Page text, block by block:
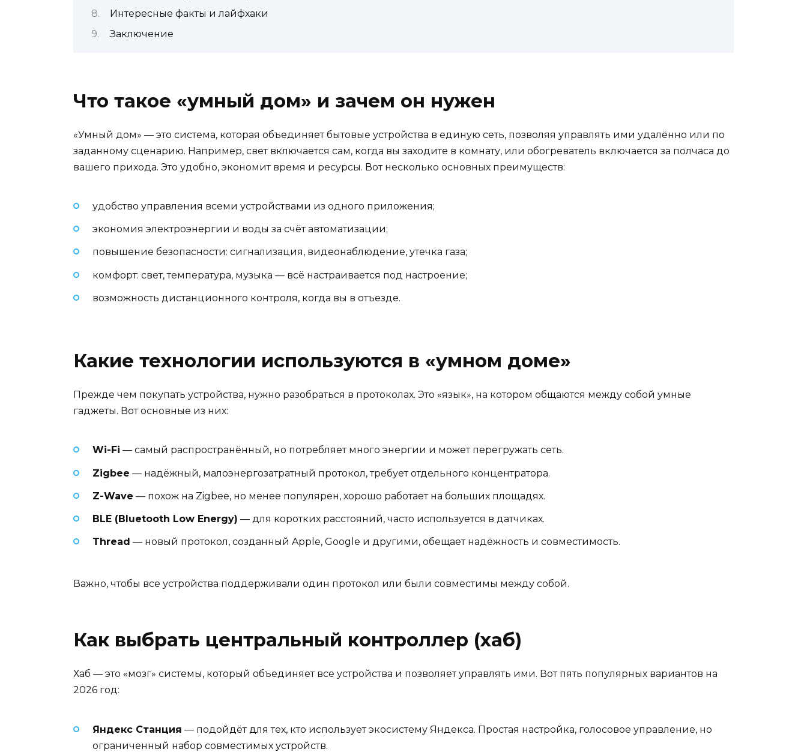
Интересные факты и лайфхаки
Заключение
Что такое «умный дом» и зачем он нужен
«Умный дом» — это система, которая объединяет бытовые устройства в единую сеть, позволяя управлять ими удалённо или по
заданному сценарию. Например, свет включается сам, когда вы заходите в комнату, или обогреватель включается за полчаса до
вашего прихода. Это удобно, экономит время и ресурсы. Вот несколько основных преимуществ:
удобство управления всеми устройствами из одного приложения;
экономия электроэнергии и воды за счёт автоматизации;
повышение безопасности: сигнализация, видеонаблюдение, утечка газа;
комфорт: свет, температура, музыка — всё настраивается под настроение;
возможность дистанционного контроля, когда вы в отъезде.
Какие технологии используются в «умном доме»
Прежде чем покупать устройства, нужно разобраться в протоколах. Это «язык», на котором общаются между собой умные
гаджеты. Вот основные из них:
Wi-Fi — самый распространённый, но потребляет много энергии и может перегружать сеть.
Zigbee — надёжный, малоэнергозатратный протокол, требует отдельного концентратора.
Z-Wave — похож на Zigbee, но менее популярен, хорошо работает на больших площадях.
BLE (Bluetooth Low Energy) — для коротких расстояний, часто используется в датчиках.
Thread — новый протокол, созданный Apple, Google и другими, обещает надёжность и совместимость.
Важно, чтобы все устройства поддерживали один протокол или были совместимы между собой.
Как выбрать центральный контроллер (хаб)
Хаб — это «мозг» системы, который объединяет все устройства и позволяет управлять ими. Вот пять популярных вариантов на
2026 год:
Яндекс Станция — подойдёт для тех, кто использует экосистему Яндекса. Простая настройка, голосовое управление, но
ограниченный набор совместимых устройств.